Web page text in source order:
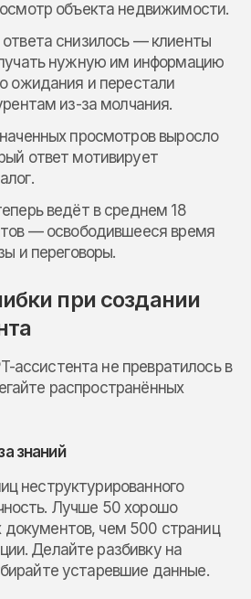
объекта недвижимости.
снизилось — клиенты
нужную им информацию
ожидания и перестали
из-за молчания.
просмотров выросло
ответ мотивирует
ведёт в среднем 18
— освободившееся время
и переговоры.
при создании
ассистента не превратилось в
распространённых
знаний
неструктурированного
Лучше 50 хорошо
документов, чем 500 страниц
Делайте разбивку на
устаревшие данные.